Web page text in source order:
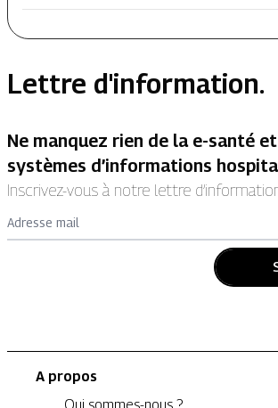
Lettre d'information.
Ne manquez rien de la e-santé
systèmes d’informations
Inscrivez-vous à notre lettre
Adresse mail
A propos